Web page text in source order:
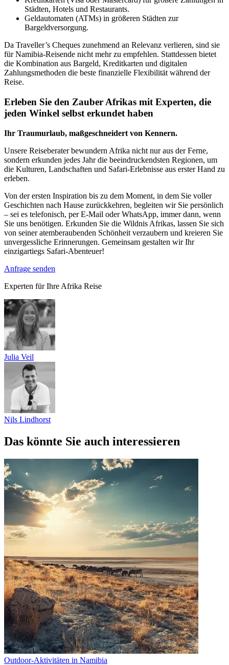
Städten, Hotels und Restaurants.
Geldautomaten (ATMs) in größeren Städten zur
Bargeldversorgung.
Da Traveller’s Cheques zunehmend an Relevanz verlieren, sind sie
für Namibia-Reisende nicht mehr zu empfehlen. Stattdessen bietet
die Kombination aus Bargeld, Kreditkarten und digitalen
Zahlungsmethoden die beste finanzielle Flexibilität während der
Reise.
Erleben Sie den Zauber Afrikas mit Experten, die
jeden Winkel selbst erkundet haben
Ihr Traumurlaub, maßgeschneidert von Kennern.
Unsere Reiseberater bewundern Afrika nicht nur aus der Ferne,
sondern erkunden jedes Jahr die beeindruckendsten Regionen, um
die Kulturen, Landschaften und Safari-Erlebnisse aus erster Hand zu
erleben.
Von der ersten Inspiration bis zu dem Moment, in dem Sie voller
Geschichten nach Hause zurückkehren, begleiten wir Sie persönlich
– sei es telefonisch, per E-Mail oder WhatsApp, immer dann, wenn
Sie uns benötigen. Erkunden Sie die Wildnis Afrikas, lassen Sie sich
von seiner atemberaubenden Schönheit verzaubern und kreieren Sie
unvergessliche Erinnerungen. Gemeinsam gestalten wir Ihr
einzigartiegs Safari-Abenteuer!
Anfrage senden
Experten für Ihre Afrika Reise
Julia Veil
Nils Lindhorst
Das könnte Sie auch interessieren
Outdoor-Aktivitäten in Namibia